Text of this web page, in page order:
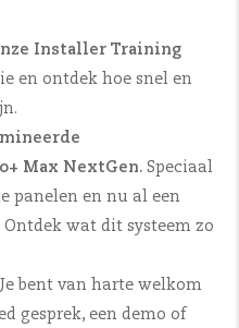
Installer Training
en ontdek hoe snel en
Max NextGen. Speciaal
panelen en nu al een
wat dit systeem zo
Je bent van harte welkom
gesprek, een demo of